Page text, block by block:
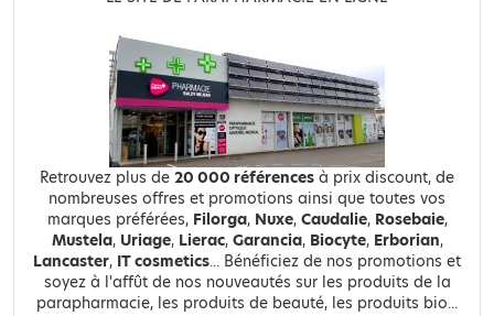
Retrouvez plus de 20 000 références à prix discount, de
nombreuses offres et promotions ainsi que toutes vos
marques préférées, Filorga, Nuxe, Caudalie, Rosebaie,
Mustela, Uriage, Lierac, Garancia, Biocyte, Erborian,
Lancaster, IT cosmetics... Bénéficiez de nos promotions et
soyez à l'affût de nos nouveautés sur les produits de la
parapharmacie, les produits de beauté, les produits bio...